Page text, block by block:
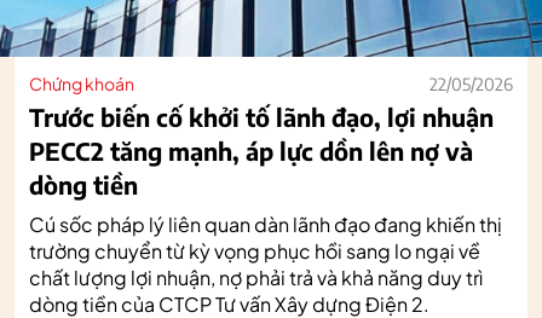
Chứng khoán 22/05/2026
Trước biến cố khởi tố lãnh đạo, lợi nhuận
PECC2 tăng mạnh, áp lực dồn lên nợ và
dòng tiền
Cú sốc pháp lý liên quan dàn lãnh đạo đang khiến thị
trường chuyển từ kỳ vọng phục hồi sang lo ngại về
chất lượng lợi nhuận, nợ phải trả và khả năng duy trì
dòng tiền của CTCP Tư vấn Xây dựng Điện 2.